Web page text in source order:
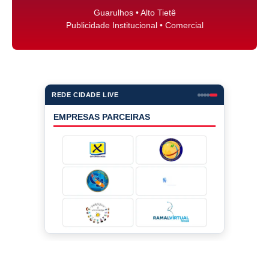
Guarulhos • Alto Tietê
Publicidade Institucional • Comercial
REDE CIDADE LIVE
EMPRESAS PARCEIRAS